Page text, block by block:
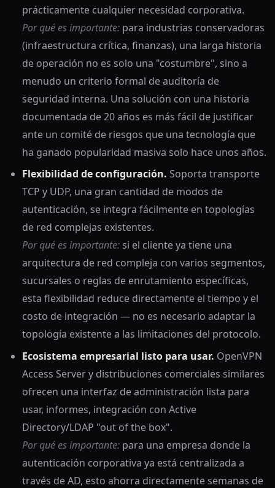
prácticamente cualquier necesidad corporativa.
Por qué es importante: para industrias conservadoras
(infraestructura crítica, finanzas), una larga historia
de operación no es solo una "costumbre", sino a
menudo un criterio formal de auditoría de
seguridad interna. Una solución con una historia
documentada de 20 años es más fácil de justificar
ante un comité de riesgos que una tecnología que
ha ganado popularidad masiva solo hace unos años.
Flexibilidad de configuración. Soporta transporte
TCP y UDP, una gran cantidad de modos de
autenticación, se integra fácilmente en topologías
de red complejas existentes.
Por qué es importante: si el cliente ya tiene una
arquitectura de red compleja con varios segmentos,
sucursales o reglas de enrutamiento específicas,
esta flexibilidad reduce directamente el tiempo y el
costo de integración — no es necesario adaptar la
topología existente a las limitaciones del protocolo.
Ecosistema empresarial listo para usar. OpenVPN
Access Server y distribuciones comerciales similares
ofrecen una interfaz de administración lista para
usar, informes, integración con Active
Directory/LDAP "out of the box".
Por qué es importante: para una empresa donde la
autenticación corporativa ya está centralizada a
través de AD, esto ahorra directamente semanas de